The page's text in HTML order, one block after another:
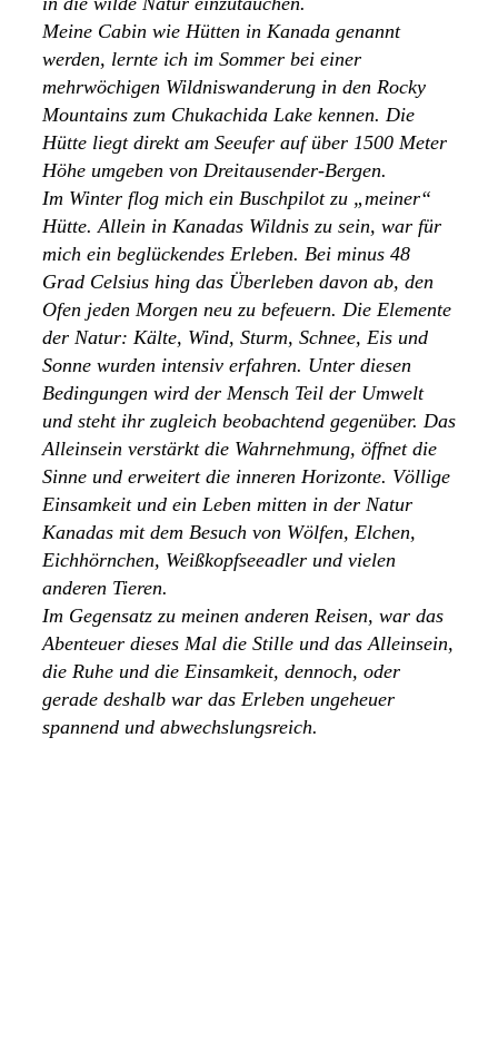
Meine Cabin wie Hütten in Kanada genannt
werden, lernte ich im Sommer bei einer
mehrwöchigen Wildniswanderung in den Rocky
Mountains zum Chukachida Lake kennen. Die
Hütte liegt direkt am Seeufer auf über 1500 Meter
Höhe umgeben von Dreitausender-Bergen.
Im Winter flog mich ein Buschpilot zu „meiner“
Hütte. Allein in Kanadas Wildnis zu sein, war für
mich ein beglückendes Erleben. Bei minus 48
Grad Celsius hing das Überleben davon ab, den
Ofen jeden Morgen neu zu befeuern. Die Elemente
der Natur: Kälte, Wind, Sturm, Schnee, Eis und
Sonne wurden intensiv erfahren. Unter diesen
Bedingungen wird der Mensch Teil der Umwelt
und steht ihr zugleich beobachtend gegenüber. Das
Alleinsein verstärkt die Wahrnehmung, öffnet die
Sinne und erweitert die inneren Horizonte. Völlige
Einsamkeit und ein Leben mitten in der Natur
Kanadas mit dem Besuch von Wölfen, Elchen,
Eichhörnchen, Weißkopfseeadler und vielen
anderen Tieren.
Im Gegensatz zu meinen anderen Reisen, war das
Abenteuer dieses Mal die Stille und das Alleinsein,
die Ruhe und die Einsamkeit, dennoch, oder
gerade deshalb war das Erleben ungeheuer
spannend und abwechslungsreich.